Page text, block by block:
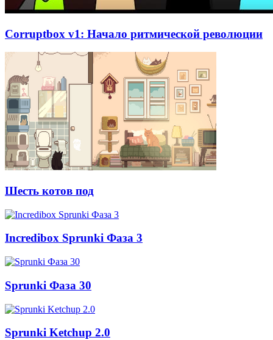
Corruptbox v1: Начало ритмической революции
Шесть котов под
Incredibox Sprunki Фаза 3
Sprunki Фаза 30
Sprunki Ketchup 2.0